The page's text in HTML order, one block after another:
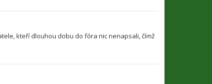
kteří dlouhou dobu do fóra nic nenapsali, čímž